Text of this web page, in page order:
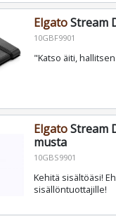
ElgatoStream
10GBF9901
"Katso äiti,
ElgatoStream
musta
10GBS9901
Kehitä sisältöäsi!
sisällöntuottajille!